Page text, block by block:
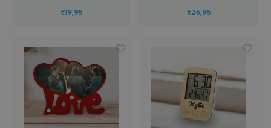
€19,95 €26,95